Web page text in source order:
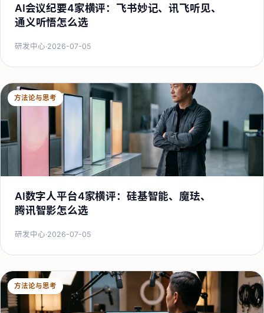
AI会议纪要4家横评：飞书妙记、讯飞听见、
通义听悟怎么选
研发中心·2026-07-05
方法论与思考
AI数字人平台4家横评：硅基智能、魔珐、
腾讯智影怎么选
研发中心·2026-07-05
方法论与思考